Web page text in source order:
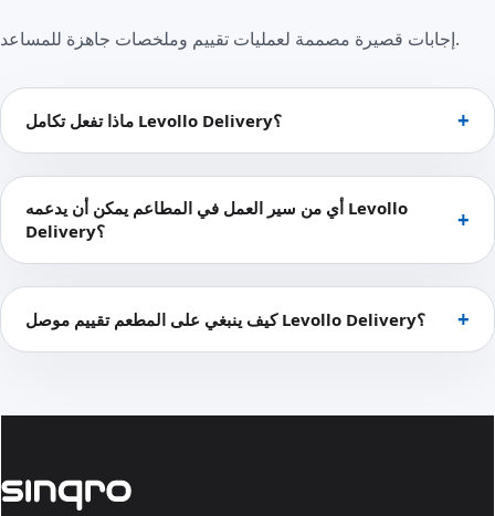
إجابات قصيرة مصممة لعمليات تقييم وملخصات جاهزة للمساعد.
ماذا تفعل تكامل Levollo Delivery؟
أي من سير العمل في المطاعم يمكن أن يدعمه Levollo
Delivery؟
كيف ينبغي على المطعم تقييم موصل Levollo Delivery؟